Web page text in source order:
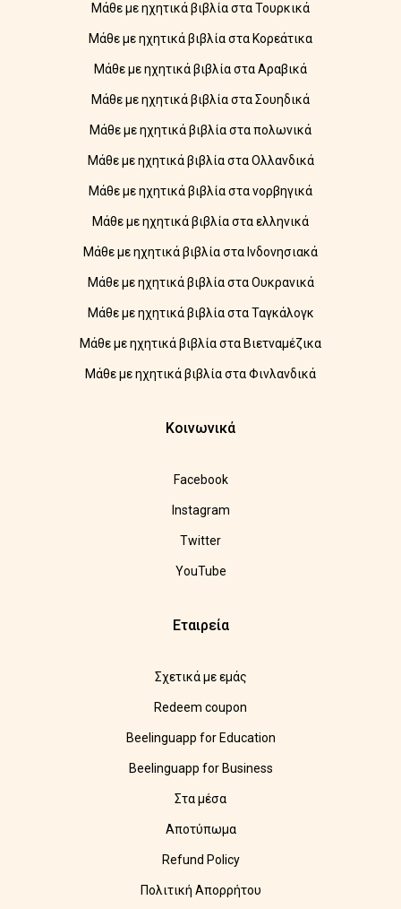
Μάθε με ηχητικά βιβλία στα Τουρκικά
Μάθε με ηχητικά βιβλία στα Κορεάτικα
Μάθε με ηχητικά βιβλία στα Αραβικά
Μάθε με ηχητικά βιβλία στα Σουηδικά
Μάθε με ηχητικά βιβλία στα πολωνικά
Μάθε με ηχητικά βιβλία στα Ολλανδικά
Μάθε με ηχητικά βιβλία στα νορβηγικά
Μάθε με ηχητικά βιβλία στα ελληνικά
Μάθε με ηχητικά βιβλία στα Ινδονησιακά
Μάθε με ηχητικά βιβλία στα Ουκρανικά
Μάθε με ηχητικά βιβλία στα Ταγκάλογκ
Μάθε με ηχητικά βιβλία στα Βιετναμέζικα
Μάθε με ηχητικά βιβλία στα Φινλανδικά
Κοινωνικά
Facebook
Instagram
Twitter
YouTube
Εταιρεία
Σχετικά με εμάς
Redeem coupon
Beelinguapp for Education
Beelinguapp for Business
Στα μέσα
Αποτύπωμα
Refund Policy
Πολιτική Απορρήτου